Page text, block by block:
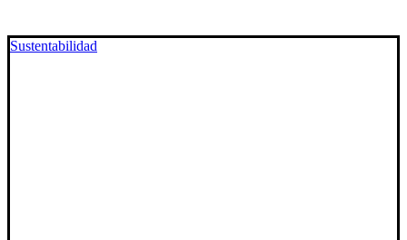
Sustentabilidad